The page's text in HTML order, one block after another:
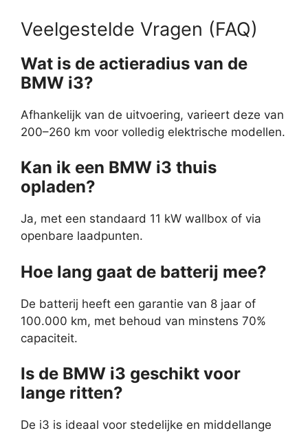
Veelgestelde Vragen (FAQ)
Wat is de actieradius van de
BMW i3?
Afhankelijk van de uitvoering, varieert deze van
200–260 km voor volledig elektrische modellen.
Kan ik een BMW i3 thuis
opladen?
Ja, met een standaard 11 kW wallbox of via
openbare laadpunten.
Hoe lang gaat de batterij mee?
De batterij heeft een garantie van 8 jaar of
100.000 km, met behoud van minstens 70%
capaciteit.
Is de BMW i3 geschikt voor
lange ritten?
De i3 is ideaal voor stedelijke en middellange